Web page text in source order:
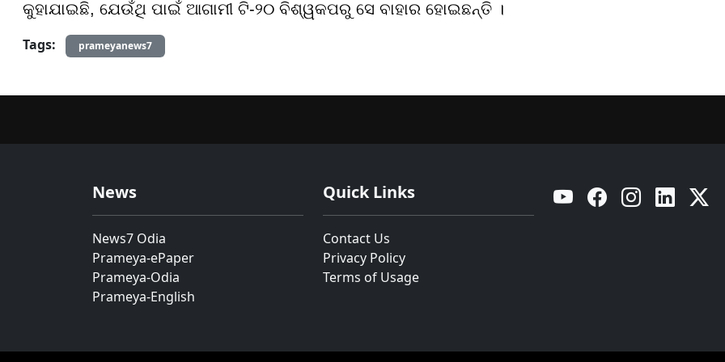
କୁହାଯାଇଛି, ଯେଉଁଥି ପାଇଁ ଆଗାମୀ ଟି-୨୦ ବିଶ୍ୱକପରୁ ସେ ବାହାର ହୋଇଛନ୍ତି ।
Tags:
prameyanews7
News
News7 Odia
Prameya-ePaper
Prameya-Odia
Prameya-English
Quick Links
Contact Us
Privacy Policy
Terms of Usage
YouTube Facebook Instagram